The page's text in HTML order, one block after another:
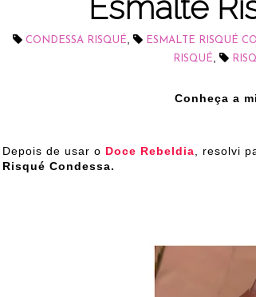
CONDESSA RISQUÉ ESMALTE RISQUÉ
RISQUÉ
Conheça a
Depois de usar o Doce Rebeldia , resolvi
Risqué Condessa.